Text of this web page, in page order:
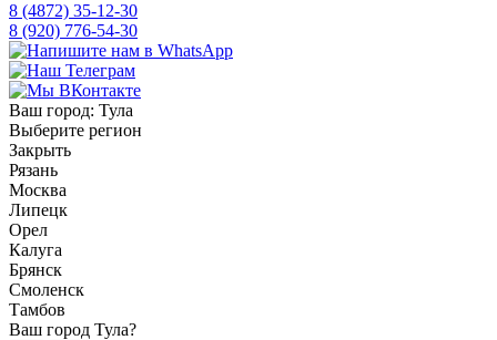
8 (4872) 35-12-30
8 (920) 776-54-30
Ваш город: Тула
Выберите регион
Закрыть
Рязань
Москва
Липецк
Орел
Калуга
Брянск
Смоленск
Тамбов
Ваш город Тула?